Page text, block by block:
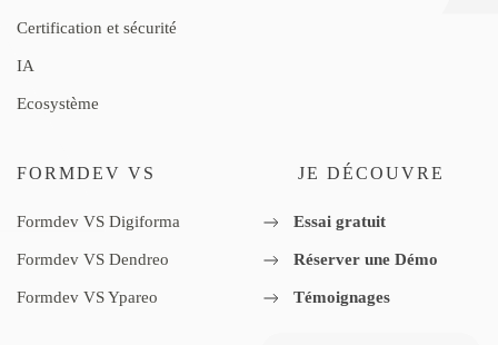
Certification et sécurité
IA
Ecosystème
FORMDEV VS
Formdev VS Digiforma
Formdev VS Dendreo
Formdev VS Ypareo
JE DÉCOUVRE
Essai gratuit
Réserver une Démo
Témoignages